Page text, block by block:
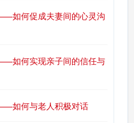
如何促成夫妻间的心灵沟
如何实现亲子间的信任与
如何与老人积极对话